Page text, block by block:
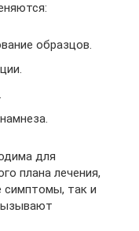
образцов.
для
плана лечения,
симптомы, так и